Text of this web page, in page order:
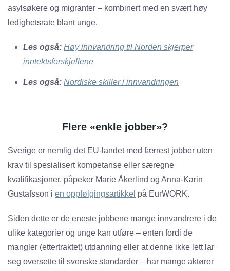
asylsøkere og migranter – kombinert med en svært høy
ledighetsrate blant unge.
Les også: Høy innvandring til Norden skjerper
inntektsforskjellene
Les også: Nordiske skiller i innvandringen
Flere «enkle jobber»?
Sverige er nemlig det EU-landet med færrest jobber uten
krav til spesialisert kompetanse eller særegne
kvalifikasjoner, påpeker Marie Åkerlind og Anna-Karin
Gustafsson i en oppfølgingsartikkel på EurWORK.
Siden dette er de eneste jobbene mange innvandrere i de
ulike kategorier og unge kan utføre – enten fordi de
mangler (ettertraktet) utdanning eller at denne ikke lett lar
seg oversette til svenske standarder – har mange aktører